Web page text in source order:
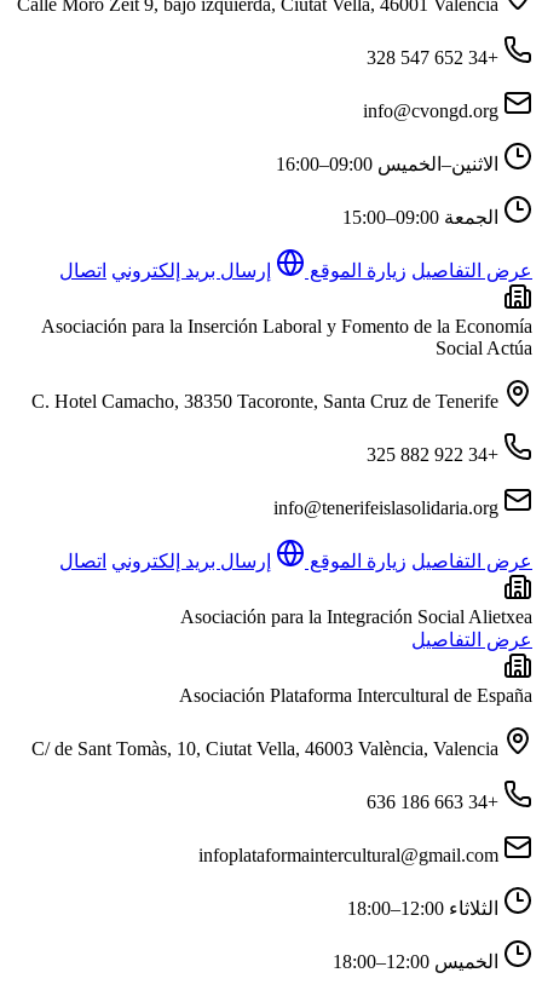
+34 652 547 328
info@cvongd.org
الاثنين–الخميس 09:00–16:00
الجمعة 09:00–15:00
عرض التفاصيل زيارة الموقع إرسال بريد إلكتروني اتصال
Asociación para la Inserción Laboral y Fomento de la Economía
Social Actúa
C. Hotel Camacho, 38350 Tacoronte, Santa Cruz de Tenerife
+34 922 882 325
info@tenerifeislasolidaria.org
عرض التفاصيل زيارة الموقع إرسال بريد إلكتروني اتصال
Asociación para la Integración Social Alietxea
عرض التفاصيل
Asociación Plataforma Intercultural de España
C/ de Sant Tomàs, 10, Ciutat Vella, 46003 València, Valencia
+34 663 186 636
infoplataformaintercultural@gmail.com
الثلاثاء 12:00–18:00
الخميس 12:00–18:00